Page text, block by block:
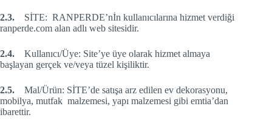
2.3. SİTE: RANPERDE’nİn kullanıcılarına hizmet verdiği
ranperde.com alan adlı web sitesidir.
2.4. Kullanıcı/Üye: Site’ye üye olarak hizmet almaya
başlayan gerçek ve/veya tüzel kişiliktir.
2.5. Mal/Ürün: SİTE’de satışa arz edilen ev dekorasyonu,
mobilya, mutfak malzemesi, yapı malzemesi gibi emtia’dan
ibarettir.